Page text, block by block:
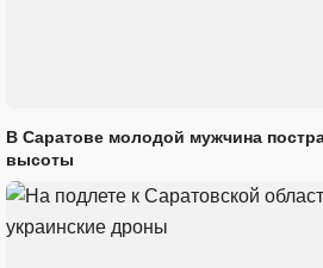
В Саратове молодой мужчина
высоты